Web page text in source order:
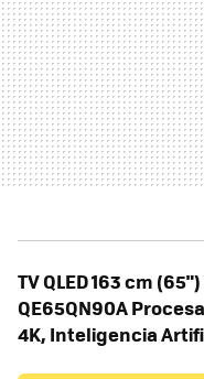
TV QLED 163 cm
QE65QN90A
4K, Inteligencia